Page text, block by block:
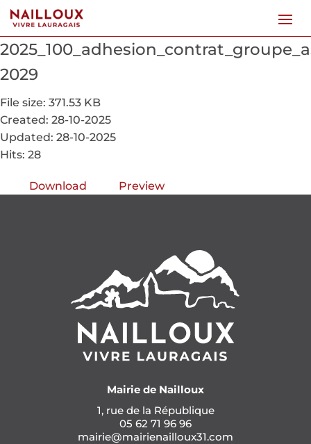
2029
File size: 371.53 KB
Created: 28-10-2025
Updated: 28-10-2025
Hits: 28
Download Preview
Mairie de Nailloux
1, rue de la République
05 62 71 96 96
mairie@mairienailloux31.com